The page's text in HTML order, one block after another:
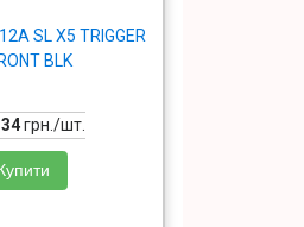
SL X5 TRIGGER
BLK
грн./шт.